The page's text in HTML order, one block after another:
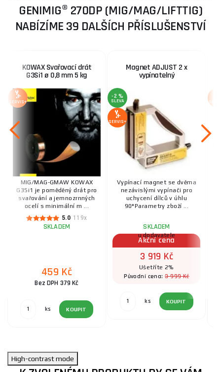
GENIMIG® 270DP (MIG/MAG/LIFTTIG)
NABÍZÍME 39 DALŠÍCH PŘÍSLUŠENSTVÍ
KOWAX Svařovací drát
G3Si1 ø 0,8 mm 5 kg
SERVIS+
MIG/MAG-GMAW KOWAX
G3Si1 je poměděný drát pro
svařování a jemnozrnných
ocelí s minimální m ...
5.0 119x
SKLADEM
459 Kč
Bez DPH 379 Kč
ks KOUPIT
Magnet ADJUST 2 x
vypínatelný
-2 %
SLEVA
SERVIS+
Vypínací magnet se dvěma
nezávislými vypínači pro
uchycení dílců v úhlu
90°Parametry zboží ...
SKLADEM
u dodavatele
Akční cena
3 919 Kč
Ušetříte 2%
Původní cena:3 999 Kč
ks KOUPIT
High-contrast mode